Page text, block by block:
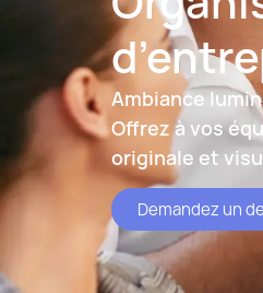
Ambiance
Offrez à vos
originale et
Demandez un